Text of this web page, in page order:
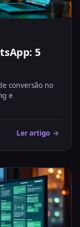
5
conversão no
e
Ler artigo →